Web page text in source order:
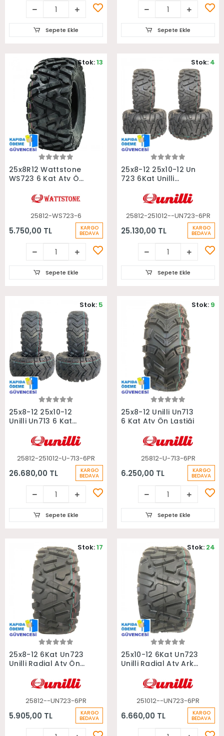
Sepete Ekle Sepete Ekle
Sepete Ekle
25x8R12 Wattstone
WS723 6 Kat Atv Ön
25812-WS723-6
5.750,00 TL KARGO
BEDAVA
Stok:13
Sepete Ekle
Sepete Ekle
25x8-12 25x10-12 Un
723 6Kat Unilli
Lastiği
25812-251012--UN723-6PR
25.130,00 TL KARGO
BEDAVA
Stok: 4
Sepete Ekle
Sepete Ekle
25x8-12 25x10-12
Unilli Un713 6 Kat
25812-251012-U-713-6PR
26.680,00 TL KARGO
BEDAVA
Stok: 5
Sepete Ekle
Sepete Ekle
25x8-12 Unilli Un713
6 Kat Atv Ön Lastiği
25812-U-713-6PR
6.250,00 TL KARGO
BEDAVA
Stok: 9
Sepete Ekle
Sepete Ekle
25x8-12 6Kat Un723
Unilli Radial Atv Ön
25812--UN723-6PR
5.905,00 TL KARGO
BEDAVA
Stok:17
Sepete Ekle
25x10-12 6Kat Un723
Unilli Radial Atv Arka
251012--UN723-6PR
6.660,00 TL KARGO
BEDAVA
Stok: 24